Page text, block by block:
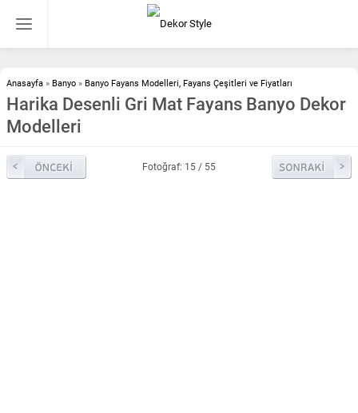
Anasayfa » Banyo » Banyo Fayans Modelleri, Fayans Çeşitleri ve Fiyatları
Harika Desenli Gri Mat Fayans Banyo Dekor
Modelleri
Fotoğraf: 15 / 55